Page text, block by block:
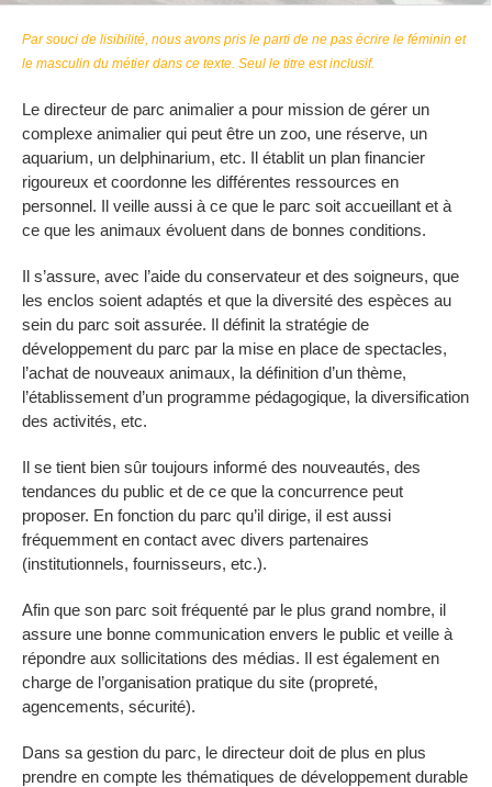
Par souci de lisibilité, nous avons pris le parti de ne pas écrire le féminin et
le masculin du métier dans ce texte. Seul le titre est inclusif.
Le directeur de parc animalier a pour mission de gérer un
complexe animalier qui peut être un zoo, une réserve, un
aquarium, un delphinarium, etc. Il établit un plan financier
rigoureux et coordonne les différentes ressources en
personnel. Il veille aussi à ce que le parc soit accueillant et à
ce que les animaux évoluent dans de bonnes conditions.
Il s’assure, avec l’aide du conservateur et des soigneurs, que
les enclos soient adaptés et que la diversité des espèces au
sein du parc soit assurée. Il définit la stratégie de
développement du parc par la mise en place de spectacles,
l’achat de nouveaux animaux, la définition d’un thème,
l’établissement d’un programme pédagogique, la diversification
des activités, etc.
Il se tient bien sûr toujours informé des nouveautés, des
tendances du public et de ce que la concurrence peut
proposer. En fonction du parc qu’il dirige, il est aussi
fréquemment en contact avec divers partenaires
(institutionnels, fournisseurs, etc.).
Afin que son parc soit fréquenté par le plus grand nombre, il
assure une bonne communication envers le public et veille à
répondre aux sollicitations des médias. Il est également en
charge de l’organisation pratique du site (propreté,
agencements, sécurité).
Dans sa gestion du parc, le directeur doit de plus en plus
prendre en compte les thématiques de développement durable